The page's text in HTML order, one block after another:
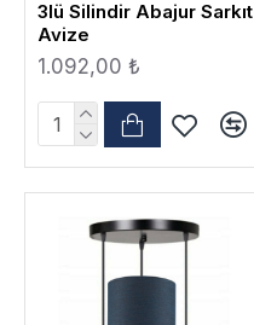
3lü Silindir Abajur Sarkıt
Avize
1.092,00 ₺